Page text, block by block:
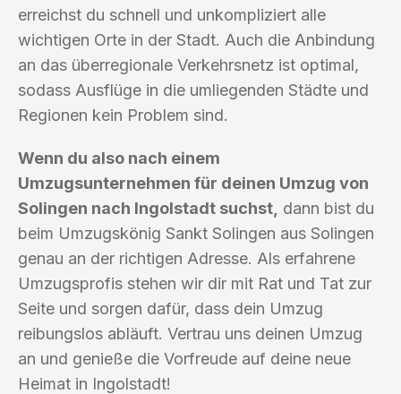
erreichst du schnell und unkompliziert alle
wichtigen Orte in der Stadt. Auch die Anbindung
an das überregionale Verkehrsnetz ist optimal,
sodass Ausflüge in die umliegenden Städte und
Regionen kein Problem sind.
Wenn du also nach einem
Umzugsunternehmen für deinen Umzug von
Solingen nach Ingolstadt suchst, dann bist du
beim Umzugskönig Sankt Solingen aus Solingen
genau an der richtigen Adresse. Als erfahrene
Umzugsprofis stehen wir dir mit Rat und Tat zur
Seite und sorgen dafür, dass dein Umzug
reibungslos abläuft. Vertrau uns deinen Umzug
an und genieße die Vorfreude auf deine neue
Heimat in Ingolstadt!